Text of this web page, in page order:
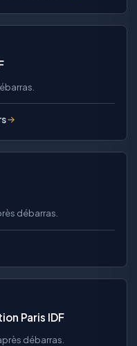
débarras.
Paris IDF
débarras.